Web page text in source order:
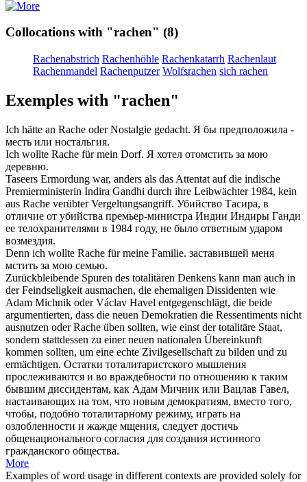
Collocations with "rachen" (8)
Rachenabstrich Rachenhöhle Rachenkatarrh Rachenlaut
Rachenmandel Rachenputzer Wolfsrachen sich rachen
Exemples with "rachen"
Ich hätte an Rache oder Nostalgie gedacht. Я бы предположила -
месть или ностальгия.
Ich wollte Rache für mein Dorf. Я хотел отомстить за мою
деревню.
Taseers Ermordung war, anders als das Attentat auf die indische
Premierministerin Indira Gandhi durch ihre Leibwächter 1984, kein
aus Rache verübter Vergeltungsangriff. Убийство Тасира, в
отличие от убийства премьер-министра Индии Индиры Ганди
ее телохранителями в 1984 году, не было ответным ударом
возмездия.
Denn ich wollte Rache für meine Familie. заставившей меня
мстить за мою семью.
Zurückbleibende Spuren des totalitären Denkens kann man auch in
der Feindseligkeit ausmachen, die ehemaligen Dissidenten wie
Adam Michnik oder Václav Havel entgegenschlägt, die beide
argumentierten, dass die neuen Demokratien die Ressentiments nicht
ausnutzen oderRache üben sollten, wie einst der totalitäre Staat,
sondern stattdessen zu einer neuen nationalen Übereinkunft
kommen sollten, um eine echte Zivilgesellschaft zu bilden und zu
ermächtigen. Остатки тоталитаристского мышления
прослеживаются и во враждебности по отношению к таким
бывшим диссидентам, как Адам Мичник или Вацлав Гавел,
настаивающих на том, что новым демократиям, вместо того,
чтобы, подобно тоталитарному режиму, играть на
озлобленности и жажде мщения, следует достичь
общенационального согласия для создания истинного
гражданского общества.
More
Examples of word usage in different contexts are provided solely for